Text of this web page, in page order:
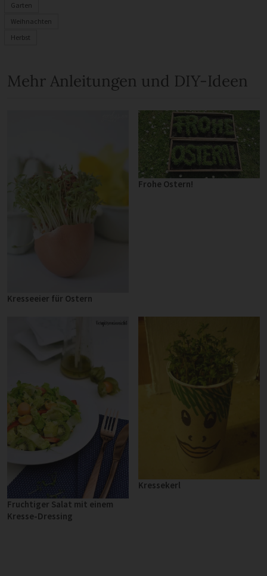
Garten
Weihnachten
Herbst
Mehr Anleitungen und DIY-Ideen
Kresseeier für Ostern
Frohe Ostern!
Fruchtiger Salat mit einem
Kresse-Dressing
Kressekerl